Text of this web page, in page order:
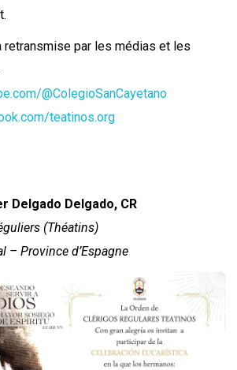
retransmise par les médias et les
@ColegioSanCayetano
teatinos.org
Delgado Delgado, CR
(Théatins)
– Province d’Espagne